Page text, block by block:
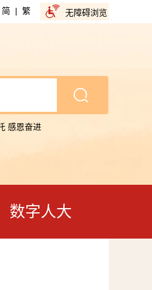
简 | 繁 无障碍浏览
感恩奋进
数字人大